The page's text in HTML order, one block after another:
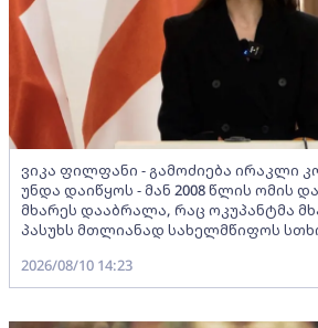
ვიკა ფილფანი - გამოძიება ირაკლი
უნდა დაიწყოს - მან 2008 წლის ომის
მხარეს დააბრალა, რაც ოკუპანტმა
პასუხს მთლიანად სახელმწიფოს
2026/08/10 14:23